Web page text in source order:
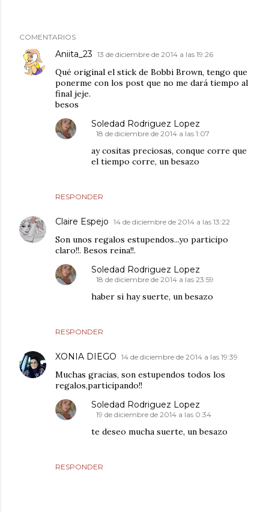
COMENTARIOS
Aniita_23 13 de diciembre de 2014 a las 19:26
Qué original el stick de Bobbi Brown, tengo que
ponerme con los post que no me dará tiempo al
final jeje.
besos
RESPONDER
Soledad Rodriguez Lopez
18 de diciembre de 2014 a las 1:07
ay cositas preciosas, conque corre que
el tiempo corre, un besazo
Claire Espejo 14 de diciembre de 2014 a las 13:22
Son unos regalos estupendos...yo participo
claro!!. Besos reina!!.
RESPONDER
Soledad Rodriguez Lopez
18 de diciembre de 2014 a las 23:59
haber si hay suerte, un besazo
XONIA DIEGO 14 de diciembre de 2014 a las 19:39
Muchas gracias, son estupendos todos los
regalos,participando!!
RESPONDER
Soledad Rodriguez Lopez
19 de diciembre de 2014 a las 0:34
te deseo mucha suerte, un besazo